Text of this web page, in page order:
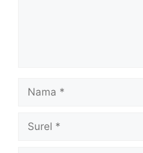
Nama
Surel